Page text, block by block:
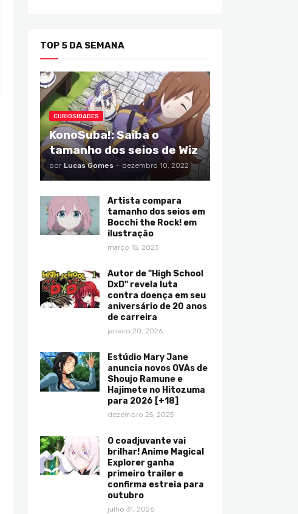
TOP 5 DA SEMANA
CURIOSIDADES
KonoSuba!: Saiba o
tamanho dos seios de Wiz
por Lucas Gomes - dezembro 10, 2022
Artista compara
tamanho dos seios em
Bocchi the Rock! em
ilustração
março 15, 2023
Autor de "High School
DxD" revela luta
contra doença em seu
aniversário de 20 anos
de carreira
janeiro 20, 2026
Estúdio Mary Jane
anuncia novos OVAs de
Shoujo Ramune e
Hajimete no Hitozuma
para 2026 [+18]
dezembro 25, 2025
O coadjuvante vai
brilhar! Anime Magical
Explorer ganha
primeiro trailer e
confirma estreia para
outubro
julho 31, 2026